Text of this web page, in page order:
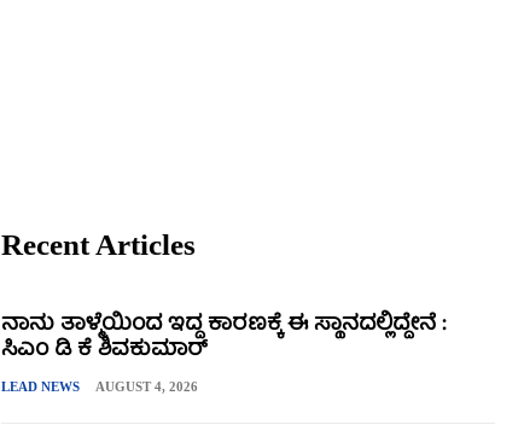
Recent Articles
ನಾನು ತಾಳ್ಮೆಯಿಂದ ಇದ್ದ ಕಾರಣಕ್ಕೆ ಈ ಸ್ಥಾನದಲ್ಲಿದ್ದೇನೆ :
ಸಿಎಂ ಡಿ ಕೆ ಶಿವಕುಮಾರ್
LEAD NEWS AUGUST 4, 2026